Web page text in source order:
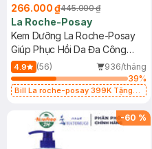
266.000 ₫445.000 ₫
La Roche-Posay
Kem Dưỡng La Roche-Posay
Giúp Phục Hồi Da Đa Công
Dụng 40ml
4.9 (56)
936/tháng
39%
Bill La roche-posay 399K Tặng
(SL có hạn)
-60 %